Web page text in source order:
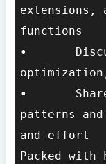
extensions,
functions
•	Discusses security,
•	Shares author-tested design
patterns
and effort
Packed with